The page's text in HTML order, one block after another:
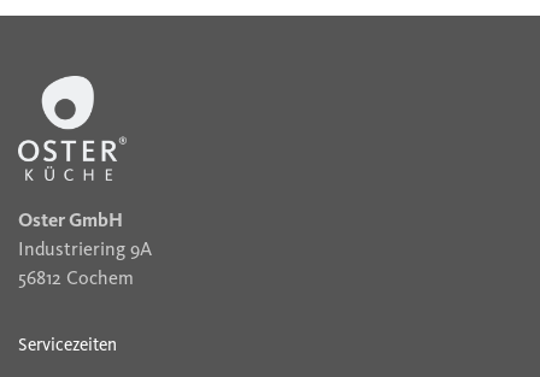
Oster GmbH
Industriering 9A
56812 Cochem
Servicezeiten